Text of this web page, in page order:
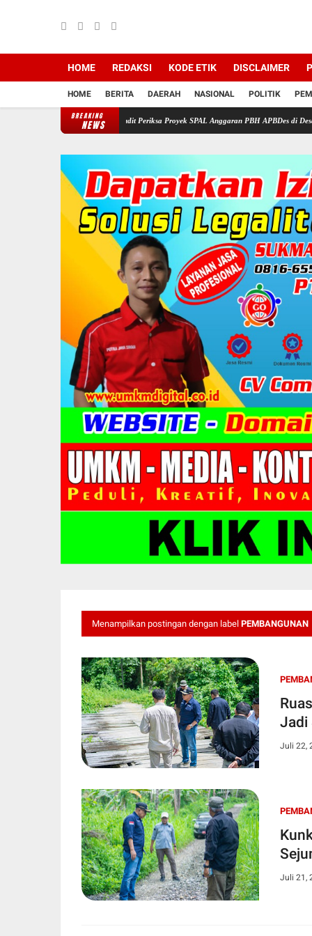
HOME REDAKSI KODE ETIK DISCLAIMER
HOME BERITA DAERAH NASIONAL POLITIK
BREAKING
NEWS
: Minta Tim Audit Periksa Proyek SPAL Anggaran PBH APBDes di Desa Pasir Kec
Menampilkan postingan dengan label PEMBANGUNAN
Jadi
Juli 22,
Juli 21,